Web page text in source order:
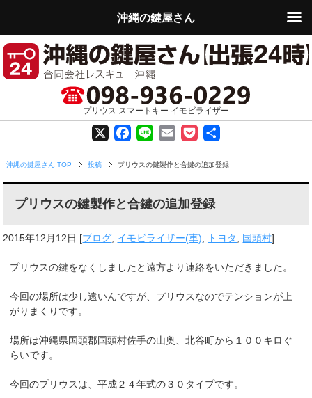
プリウス スマートキー イモビライザー
X F
a
c
e
b
L
i
n
e
E
m
a
i
l
P
o
c
k
e
t
有
沖縄の鍵屋さん TOP 投稿 プリウスの鍵製作と合鍵の追加登録
プリウスの鍵製作と合鍵の追加登録
2015年12月12日 [ブログ, イモビライザー(車), トヨタ, 国頭村]
プリウスの鍵をなくしましたと遠方より連絡をいただきました。
今回の場所は少し遠いんですが、プリウスなのでテンションが上
がりまくりです。
場所は沖縄県国頭郡国頭村佐手の山奥、北谷町から１００キロぐ
らいです。
今回のプリウスは、平成２４年式の３０タイプです。
沖縄の鍵屋さん